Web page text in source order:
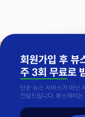
회원가입 후 뷰
주 3회 무료로
단순 뉴스 서비스가 아닌
전달드립니다. 뷰스레터